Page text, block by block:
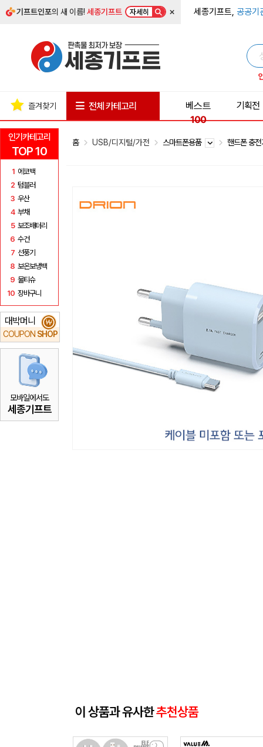
기프트인포의 새 이름!세종기프트 자세히 × 세종기프트, 공공기
인기카테고리
TOP 10
1 에코백
2 텀블러
3 우산
4 부채
5 보조배터리
6 수건
7 선풍기
8 보온보냉백
9 물티슈
10 장바구니
대박머니
COUPON SHOP
₩
모바일에서도
세종기프트
즐겨찾기 전체 카테고리
베스트
100
기획전
홈 USB/디지털/가전 스마트폰용품 핸드폰 충
이 상품과 유사한추천상품